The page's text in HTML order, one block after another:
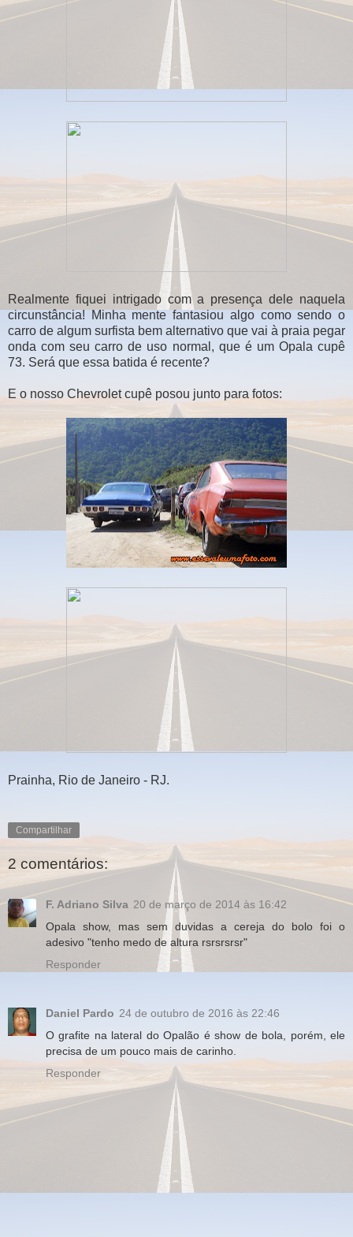
Realmente fiquei intrigado com a presença dele naquela
circunstância! Minha mente fantasiou algo como sendo o
carro de algum surfista bem alternativo que vai à praia pegar
onda com seu carro de uso normal, que é um Opala cupê
73. Será que essa batida é recente?
E o nosso Chevrolet cupê posou junto para fotos:
Prainha, Rio de Janeiro - RJ.
Compartilhar
2 comentários:
F. Adriano Silva 20 de março de 2014 às 16:42
Opala show, mas sem duvidas a cereja do bolo foi o
adesivo "tenho medo de altura rsrsrsrsr"
Responder
Daniel Pardo 24 de outubro de 2016 às 22:46
O grafite na lateral do Opalão é show de bola, porém, ele
precisa de um pouco mais de carinho.
Responder